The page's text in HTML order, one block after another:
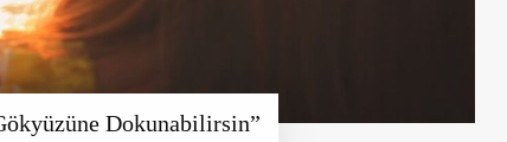
Dokunabilirsin”